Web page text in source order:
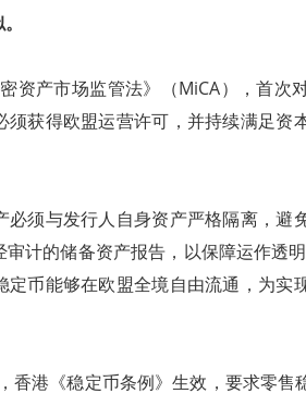
资产市场监管法》（MiCA），首次
获得欧盟运营许可，并持续满足资
须与发行人自身资产严格隔离，避
计的储备资产报告，以保障运作透
币能够在欧盟全境自由流通，为实
香港《稳定币条例》生效，要求零售